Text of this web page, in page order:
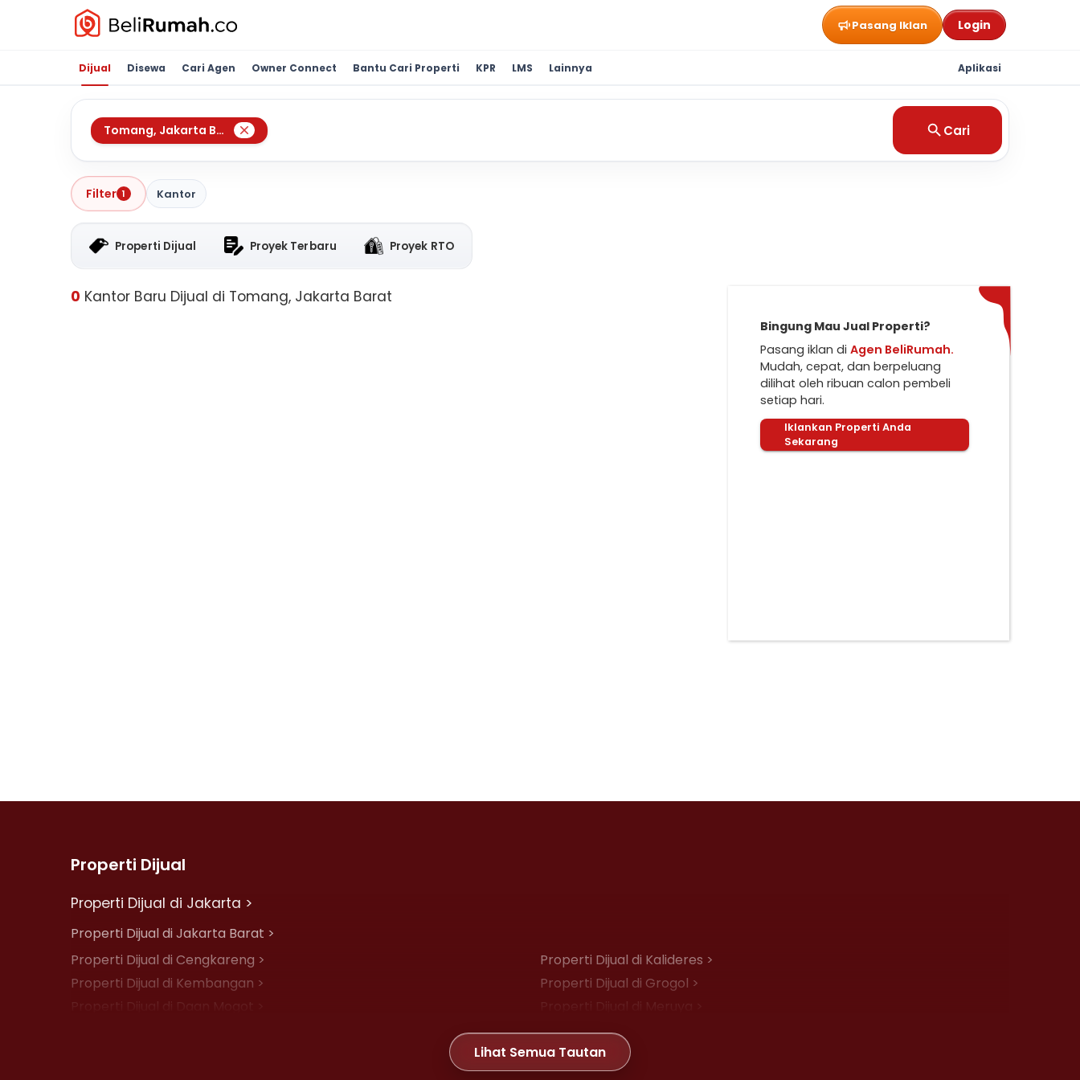
Pasang Iklan Login
Dijual Disewa Cari Agen Owner Connect Bantu Cari Properti KPR LMS Lainnya Aplikasi
Tomang, Jakarta Barat Cari
Filter 1 Kantor
Properti Dijual Proyek Terbaru Proyek RTO
0 Kantor Baru Dijual di Tomang, Jakarta Barat
Bingung Mau Jual Properti?
Pasang iklan di Agen BeliRumah.
Mudah, cepat, dan berpeluang
dilihat oleh ribuan calon pembeli
setiap hari.
Iklankan Properti Anda
Sekarang
Properti Dijual
Properti Dijual di Jakarta >
Properti Dijual di Jakarta Barat >
Properti Dijual di Cengkareng >
Properti Dijual di Kalideres >
Properti Dijual di Kembangan >
Properti Dijual di Grogol >
Properti Dijual di Daan Mogot >
Properti Dijual di Meruya >
Properti Dijual di Joglo >
Lihat Semua Tautan